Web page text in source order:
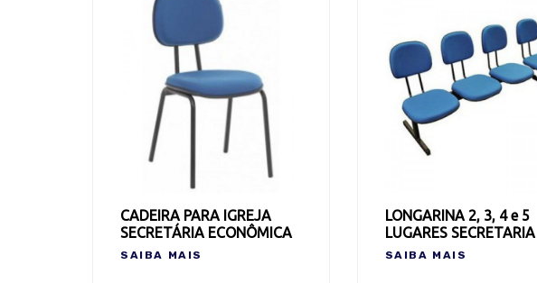
CADEIRA PARA IGREJA
SECRETÁRIA ECONÔMICA
SAIBA MAIS
LONGARINA 2, 3, 4 e 5
LUGARES SECRETARIA
SAIBA MAIS